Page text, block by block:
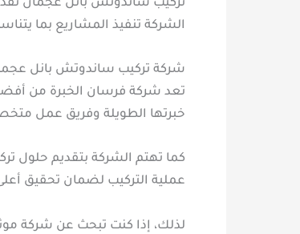
تركيب ساندوتش بانل عجمان
الشركة تنفيذ المشاريع بما
شركة تركيب ساندوتش بانل
تعد شركة فرسان الخبرة من
خبرتها الطويلة وفريق عمل
كما تهتم الشركة بتقديم حلول
عملية التركيب لضمان تحقيق
لذلك، إذا كنت تبحث عن شركة